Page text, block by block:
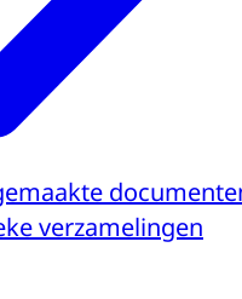
verzamelingen